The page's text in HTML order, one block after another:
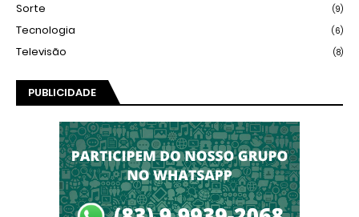
Sorte (9)
Tecnologia (6)
Televisão (8)
PUBLICIDADE